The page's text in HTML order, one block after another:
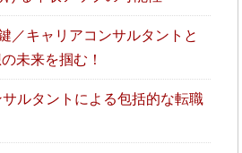
／キャリアコンサルタントと
未来を掴む！
ルタントによる包括的な転職